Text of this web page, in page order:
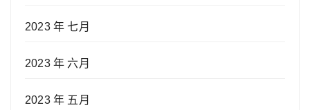
2023 年 七月
2023 年 六月
2023 年 五月